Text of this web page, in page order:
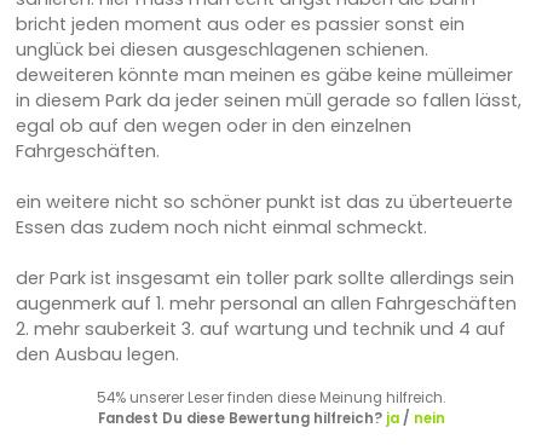
bricht jeden moment aus oder es passier sonst ein
unglück bei diesen ausgeschlagenen schienen.
deweiteren könnte man meinen es gäbe keine mülleimer
in diesem Park da jeder seinen müll gerade so fallen lässt,
egal ob auf den wegen oder in den einzelnen
Fahrgeschäften.
ein weitere nicht so schöner punkt ist das zu überteuerte
Essen das zudem noch nicht einmal schmeckt.
der Park ist insgesamt ein toller park sollte allerdings sein
augenmerk auf 1. mehr personal an allen Fahrgeschäften
2. mehr sauberkeit 3. auf wartung und technik und 4 auf
den Ausbau legen.
54% unserer Leser finden diese Meinung hilfreich.
Fandest Du diese Bewertung hilfreich? ja/ nein